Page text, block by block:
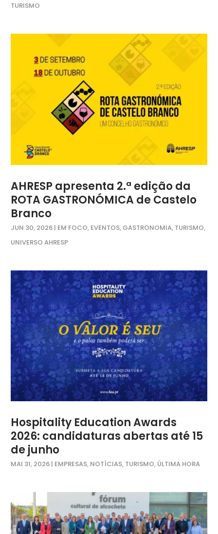
TURISMO
AHRESP apresenta 2.ª edição da
ROTA GASTRONÓMICA de Castelo
Branco
JUN 30, 2026 | EM FOCO, EVENTOS, GASTRONOMIA, TURISMO,
UNIVERSO AHRESP
Hospitality Education Awards
2026: candidaturas abertas até 15
de junho
MAI 31, 2026 | EMPRESAS, NOTÍCIAS, TURISMO, ÚLTIMA HORA